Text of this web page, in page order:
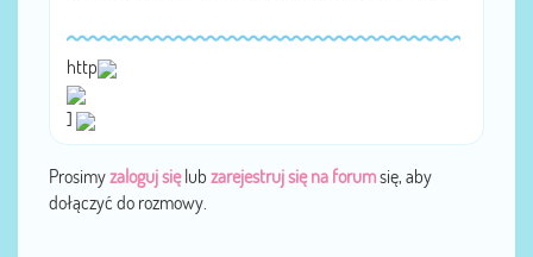
http
]
Prosimyzaloguj sięlub zarejestruj się na forumsię, aby
dołączyć do rozmowy.